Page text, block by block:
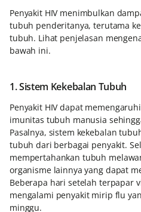
Penyakit HIV menimbulkan
tubuh penderitanya, terutama
tubuh. Lihat penjelasan
bawah ini.
1. Sistem Kekebalan Tubuh
Penyakit HIV dapat
imunitas tubuh manusia
Pasalnya, sistem kekebalan
tubuh dari berbagai penyakit.
mempertahankan tubuh
organisme lainnya yang dapat
Beberapa hari setelah terpapar
mengalami penyakit mirip flu
minggu.